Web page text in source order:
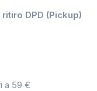
DPD (Pickup)
a 59 €